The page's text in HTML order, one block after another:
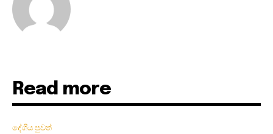
Read more
දේශීය පුවත්